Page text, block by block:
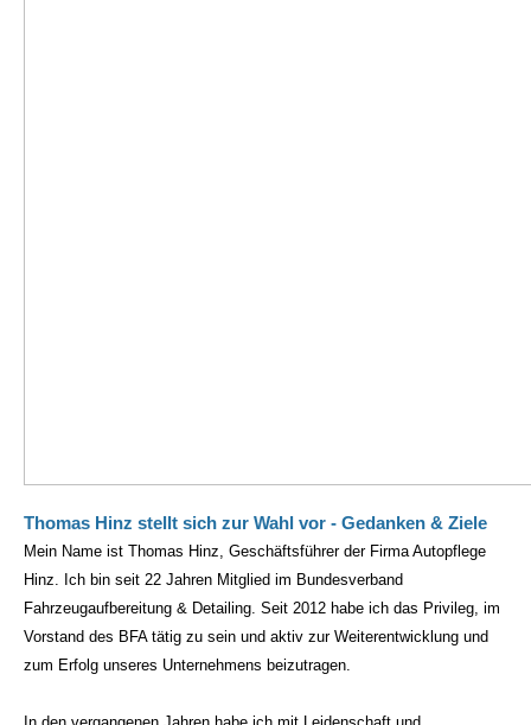
Thomas Hinz stellt sich zur Wahl vor - Gedanken & Ziele
Mein Name ist Thomas Hinz, Geschäftsführer der Firma Autopflege
Hinz. Ich bin seit 22 Jahren Mitglied im Bundesverband
Fahrzeugaufbereitung & Detailing. Seit 2012 habe ich das Privileg, im
Vorstand des BFA tätig zu sein und aktiv zur Weiterentwicklung und
zum Erfolg unseres Unternehmens beizutragen.